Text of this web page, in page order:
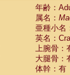
年齢：
属名：
亜種小名
英名：
上腕骨：
大腿骨：
体幹：有